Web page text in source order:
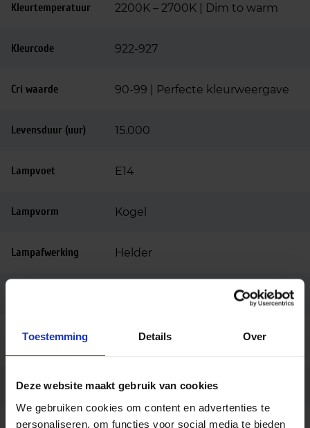
Toestemming Details Over
Deze website maakt gebruik van cookies
We gebruiken cookies om content en advertenties te
personaliseren, om functies voor social media te bieden
Kleurtemperatuur 2200K – 2700K | Dim to warm
Kleurcode 922-927
Cri waarde 90-99 | Perfecte kleurweergave
Levensduur (uur) 15.000
Lampvoet E14
Lampvorm Kogel
Lampafwerking Helder
Ingangsspanning
220-240
Merk Philips